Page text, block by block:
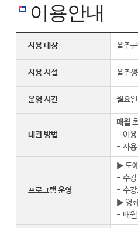
이용안내
사용 대상 울주
사용 시설 울주
운영 시간 월요
대관 방법
매월
- 이용
- 사용
프로그램 운영
▶ 도
- 수강
- 수강
▶ 영
- 매월